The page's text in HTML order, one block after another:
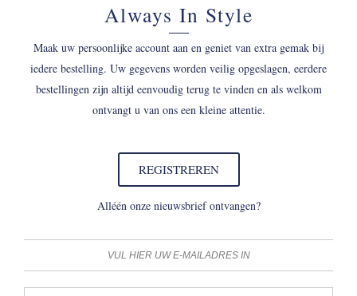
Always In Style
Maak uw persoonlijke account aan en geniet van extra gemak bij
iedere bestelling. Uw gegevens worden veilig opgeslagen, eerdere
bestellingen zijn altijd eenvoudig terug te vinden en als welkom
ontvangt u van ons een kleine attentie.
REGISTREREN
Alléén onze nieuwsbrief ontvangen?